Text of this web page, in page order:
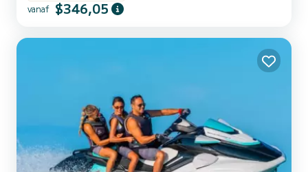
en vaarplezier. Uitgerust met een krachtige 4-takt motor biedt de
Ultra 160LX een soepele en gecontroleerde acceleratie, ideaal voor
ontwerp zorgen voor een veilige en aangename stuurervaring, zel...
vanaf $346,05